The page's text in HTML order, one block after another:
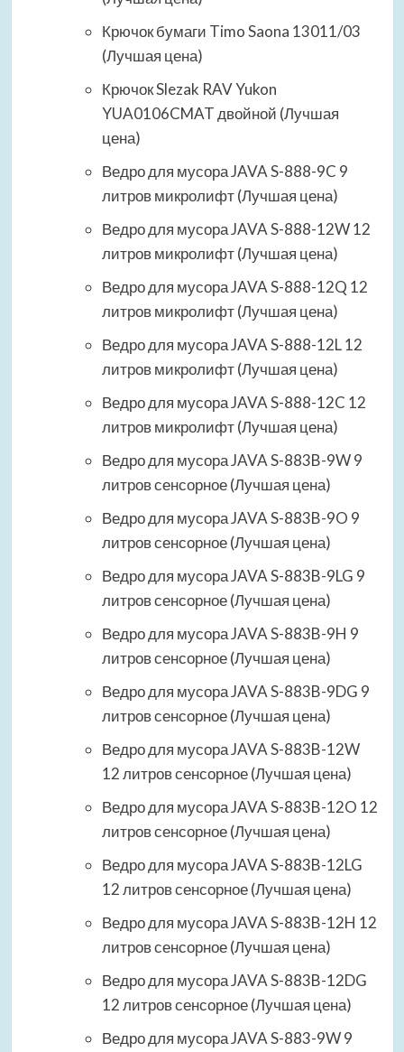
Крючок бумаги Timo Saona 13011/03
(Лучшая цена)
Крючок Slezak RAV Yukon
YUA0106CMAT двойной (Лучшая
цена)
Ведро для мусора JAVA S-888-9C 9
литров микролифт (Лучшая цена)
Ведро для мусора JAVA S-888-12W 12
литров микролифт (Лучшая цена)
Ведро для мусора JAVA S-888-12Q 12
литров микролифт (Лучшая цена)
Ведро для мусора JAVA S-888-12L 12
литров микролифт (Лучшая цена)
Ведро для мусора JAVA S-888-12C 12
литров микролифт (Лучшая цена)
Ведро для мусора JAVA S-883B-9W 9
литров сенсорное (Лучшая цена)
Ведро для мусора JAVA S-883B-9O 9
литров сенсорное (Лучшая цена)
Ведро для мусора JAVA S-883B-9LG 9
литров сенсорное (Лучшая цена)
Ведро для мусора JAVA S-883B-9H 9
литров сенсорное (Лучшая цена)
Ведро для мусора JAVA S-883B-9DG 9
литров сенсорное (Лучшая цена)
Ведро для мусора JAVA S-883B-12W
12 литров сенсорное (Лучшая цена)
Ведро для мусора JAVA S-883B-12O 12
литров сенсорное (Лучшая цена)
Ведро для мусора JAVA S-883B-12LG
12 литров сенсорное (Лучшая цена)
Ведро для мусора JAVA S-883B-12H 12
литров сенсорное (Лучшая цена)
Ведро для мусора JAVA S-883B-12DG
12 литров сенсорное (Лучшая цена)
Ведро для мусора JAVA S-883-9W 9